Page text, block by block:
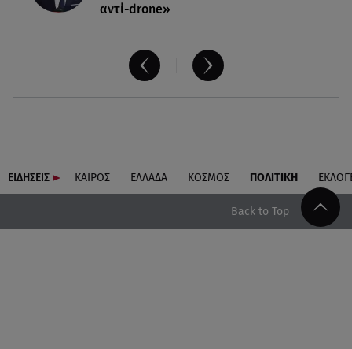
αντί-drone»
ΕΙΔΗΣΕΙΣ ΚΑΙΡΟΣ ΕΛΛΑΔΑ ΚΟΣΜΟΣ ΠΟΛΙΤΙΚΗ
Back to Top